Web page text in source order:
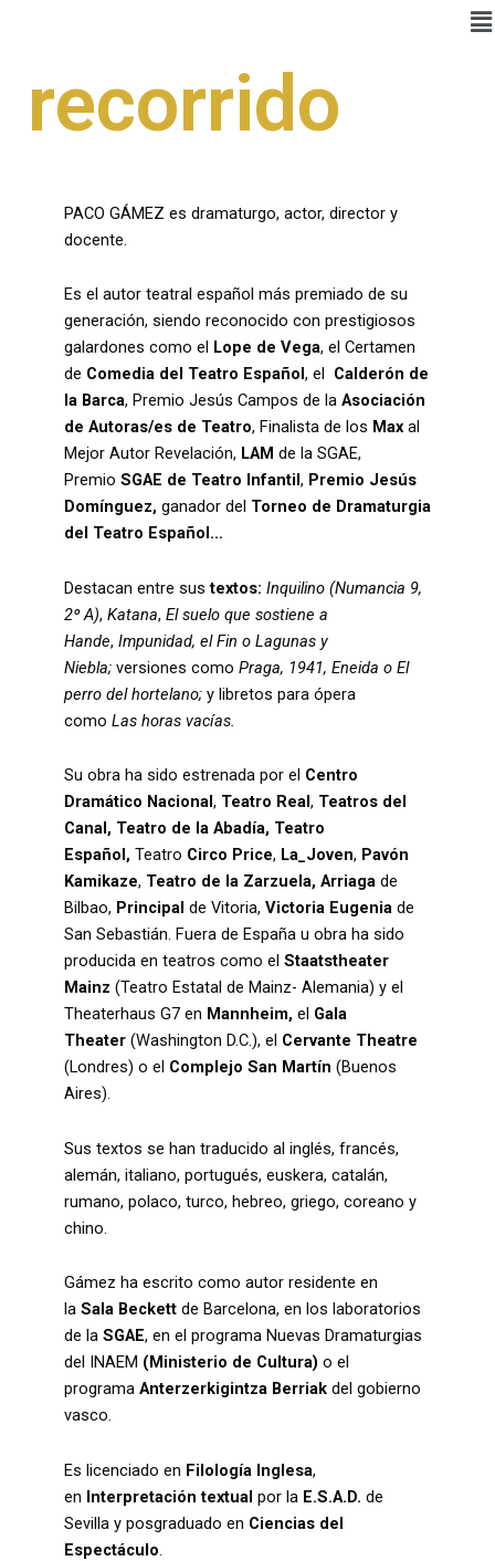
recorrido
PACO GÁMEZ es dramaturgo, actor, director y
docente.
Es el autor teatral español más premiado de su
generación, siendo reconocido con prestigiosos
galardones como el Lope de Vega, el Certamen
de Comedia del Teatro Español, el Calderón de
la Barca, Premio Jesús Campos de la Asociación
de Autoras/es de Teatro, Finalista de los Max al
Mejor Autor Revelación, LAM de la SGAE,
Premio SGAE de Teatro Infantil, Premio Jesús
Domínguez, ganador del Torneo de Dramaturgia
del Teatro Español…
Destacan entre sustextos: Inquilino (Numancia 9,
2º A), Katana, El suelo que sostiene a
Hande, Impunidad, el Fin o Lagunas y
Niebla; versiones como Praga, 1941, Eneida o El
perro del hortelano; y libretos para ópera
como Las horas vacías.
Su obra ha sido estrenada por el Centro
Dramático Nacional, Teatro Real, Teatros del
Canal, Teatro de la Abadía, Teatro
Español, Teatro Circo Price, La_Joven, Pavón
Kamikaze, Teatro de la Zarzuela, Arriaga de
Bilbao, Principal de Vitoria, Victoria Eugenia de
San Sebastián. Fuera de España u obra ha sido
producida en teatros como el Staatstheater
Mainz (Teatro Estatal de Mainz- Alemania) y el
Theaterhaus G7 en Mannheim, el Gala
Theater (Washington D.C.), el Cervante Theatre
(Londres) o el Complejo San Martín (Buenos
Aires).
Sus textos se han traducido al inglés, francés,
alemán, italiano, portugués, euskera, catalán,
rumano, polaco, turco, hebreo, griego, coreano y
chino.
Gámez ha escrito como autor residente en
la Sala Beckett de Barcelona, en los laboratorios
de la SGAE, en el programa Nuevas Dramaturgias
del INAEM (Ministerio de Cultura) o el
programa Anterzerkigintza Berriak del gobierno
vasco.
Es licenciado en Filología Inglesa,
en Interpretación textual por la E.S.A.D. de
Sevilla y posgraduado en Ciencias del
Espectáculo.